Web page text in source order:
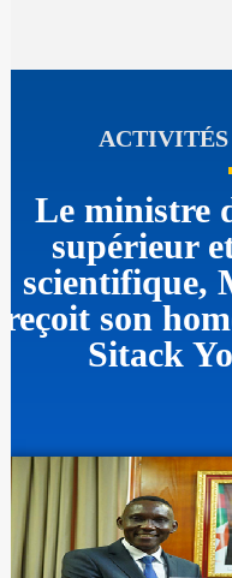
Le ministre
supérieur
scientifique,
reçoit son
Sitack